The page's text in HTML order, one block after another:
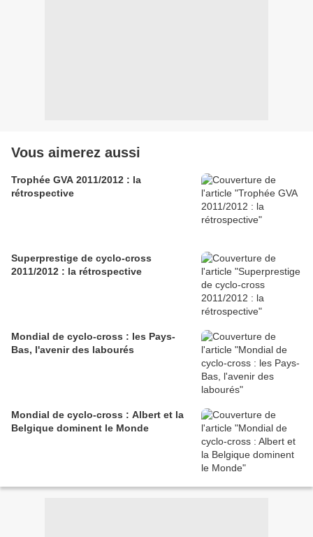
Vous aimerez aussi
Trophée GVA 2011/2012 : la
rétrospective
Superprestige de cyclo-cross
2011/2012 : la rétrospective
Mondial de cyclo-cross : les Pays-
Bas, l'avenir des labourés
Mondial de cyclo-cross : Albert et la
Belgique dominent le Monde